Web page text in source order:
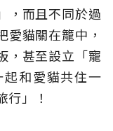
，而且不同於過
貓關在籠中，
，甚至設立「寵
和愛貓共住一
」！